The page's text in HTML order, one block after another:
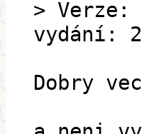
> Verze:
vydání:
Dobry